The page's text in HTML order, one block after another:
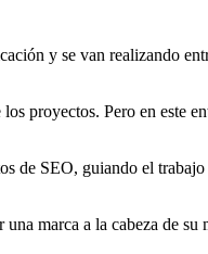
y se van realizando
proyectos. Pero en este
de SEO, guiando el
una marca a la cabeza de